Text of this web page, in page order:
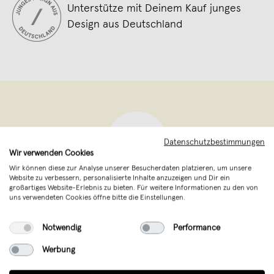
Unterstütze mit Deinem Kauf junges
Design aus Deutschland
Piecely,Hannover
Exklusive Puzzles für Erwachsene aus
Hannover. Entdecke Kunst auf neue Art
Datenschutzbestimmungen
Wir verwenden Cookies
Wir können diese zur Analyse unserer Besucherdaten platzieren, um unsere
Website zu verbessern, personalisierte Inhalte anzuzeigen und Dir ein
großartiges Website-Erlebnis zu bieten. Für weitere Informationen zu den von
uns verwendeten Cookies öffne bitte die Einstellungen.
Notwendig Performance
Werbung